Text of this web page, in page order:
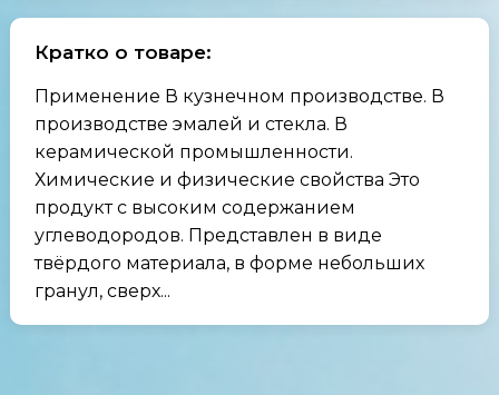
Кратко о товаре:
Применение В кузнечном производстве. В
производстве эмалей и стекла. В
керамической промышленности.
Химические и физические свойства Это
продукт с высоким содержанием
углеводородов. Представлен в виде
твёрдого материала, в форме небольших
гранул, сверх...